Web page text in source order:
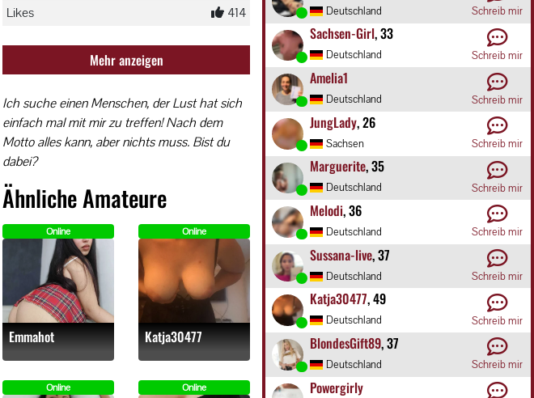
Likes
414
Mehr anzeigen
Ich suche einen Menschen, der Lust hat sich
einfach mal mitmir zu treffen! Nach dem
Motto alles kann, aber nichts muss. Bist du
dabei?
Ähnliche Amateure
Online
Emmahot
Online
Katja30477
Online Online
Deutschland Schreib mir
Sachsen-Girl, 33
Deutschland Schreib mir
Amelia1
Deutschland Schreib mir
JungLady, 26
Sachsen Schreib mir
Marguerite, 35
Deutschland Schreib mir
Melodi, 36
Deutschland Schreib mir
Sussana-live, 37
Deutschland Schreib mir
Katja30477, 49
Deutschland Schreib mir
BlondesGift89, 37
Deutschland Schreib mir
Powergirly